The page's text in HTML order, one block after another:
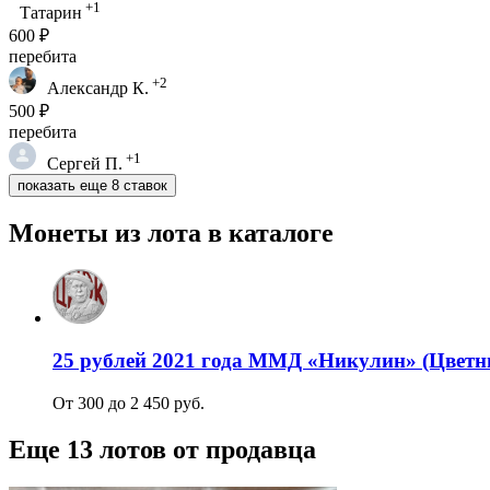
Татарин +1
600 ₽
перебита
Александр К. +2
500 ₽
перебита
Сергей П. +1
показать еще 8 ставок
Монеты из лота в каталоге
25 рублей 2021 года ММД «Никулин»
От 300 до 2 450 руб.
Еще 13 лотов от продавца